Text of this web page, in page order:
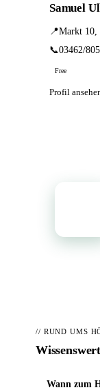
Samuel
📍Markt 10,
📞03462/
Free
Profil
// RUND UMS
Wann zum